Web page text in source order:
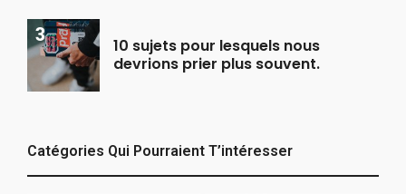
10 sujets pour lesquels nous
devrions prier plus souvent.
Catégories Qui Pourraient T’intéresser